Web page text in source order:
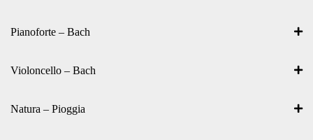
Pianoforte – Bach
Violoncello – Bach
Natura – Pioggia